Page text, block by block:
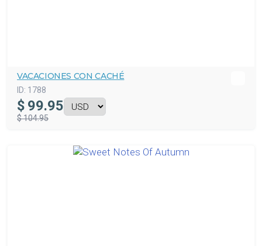
VACACIONES CON CACHÉ
ID: 1788
$ 99.95
$ 104.95